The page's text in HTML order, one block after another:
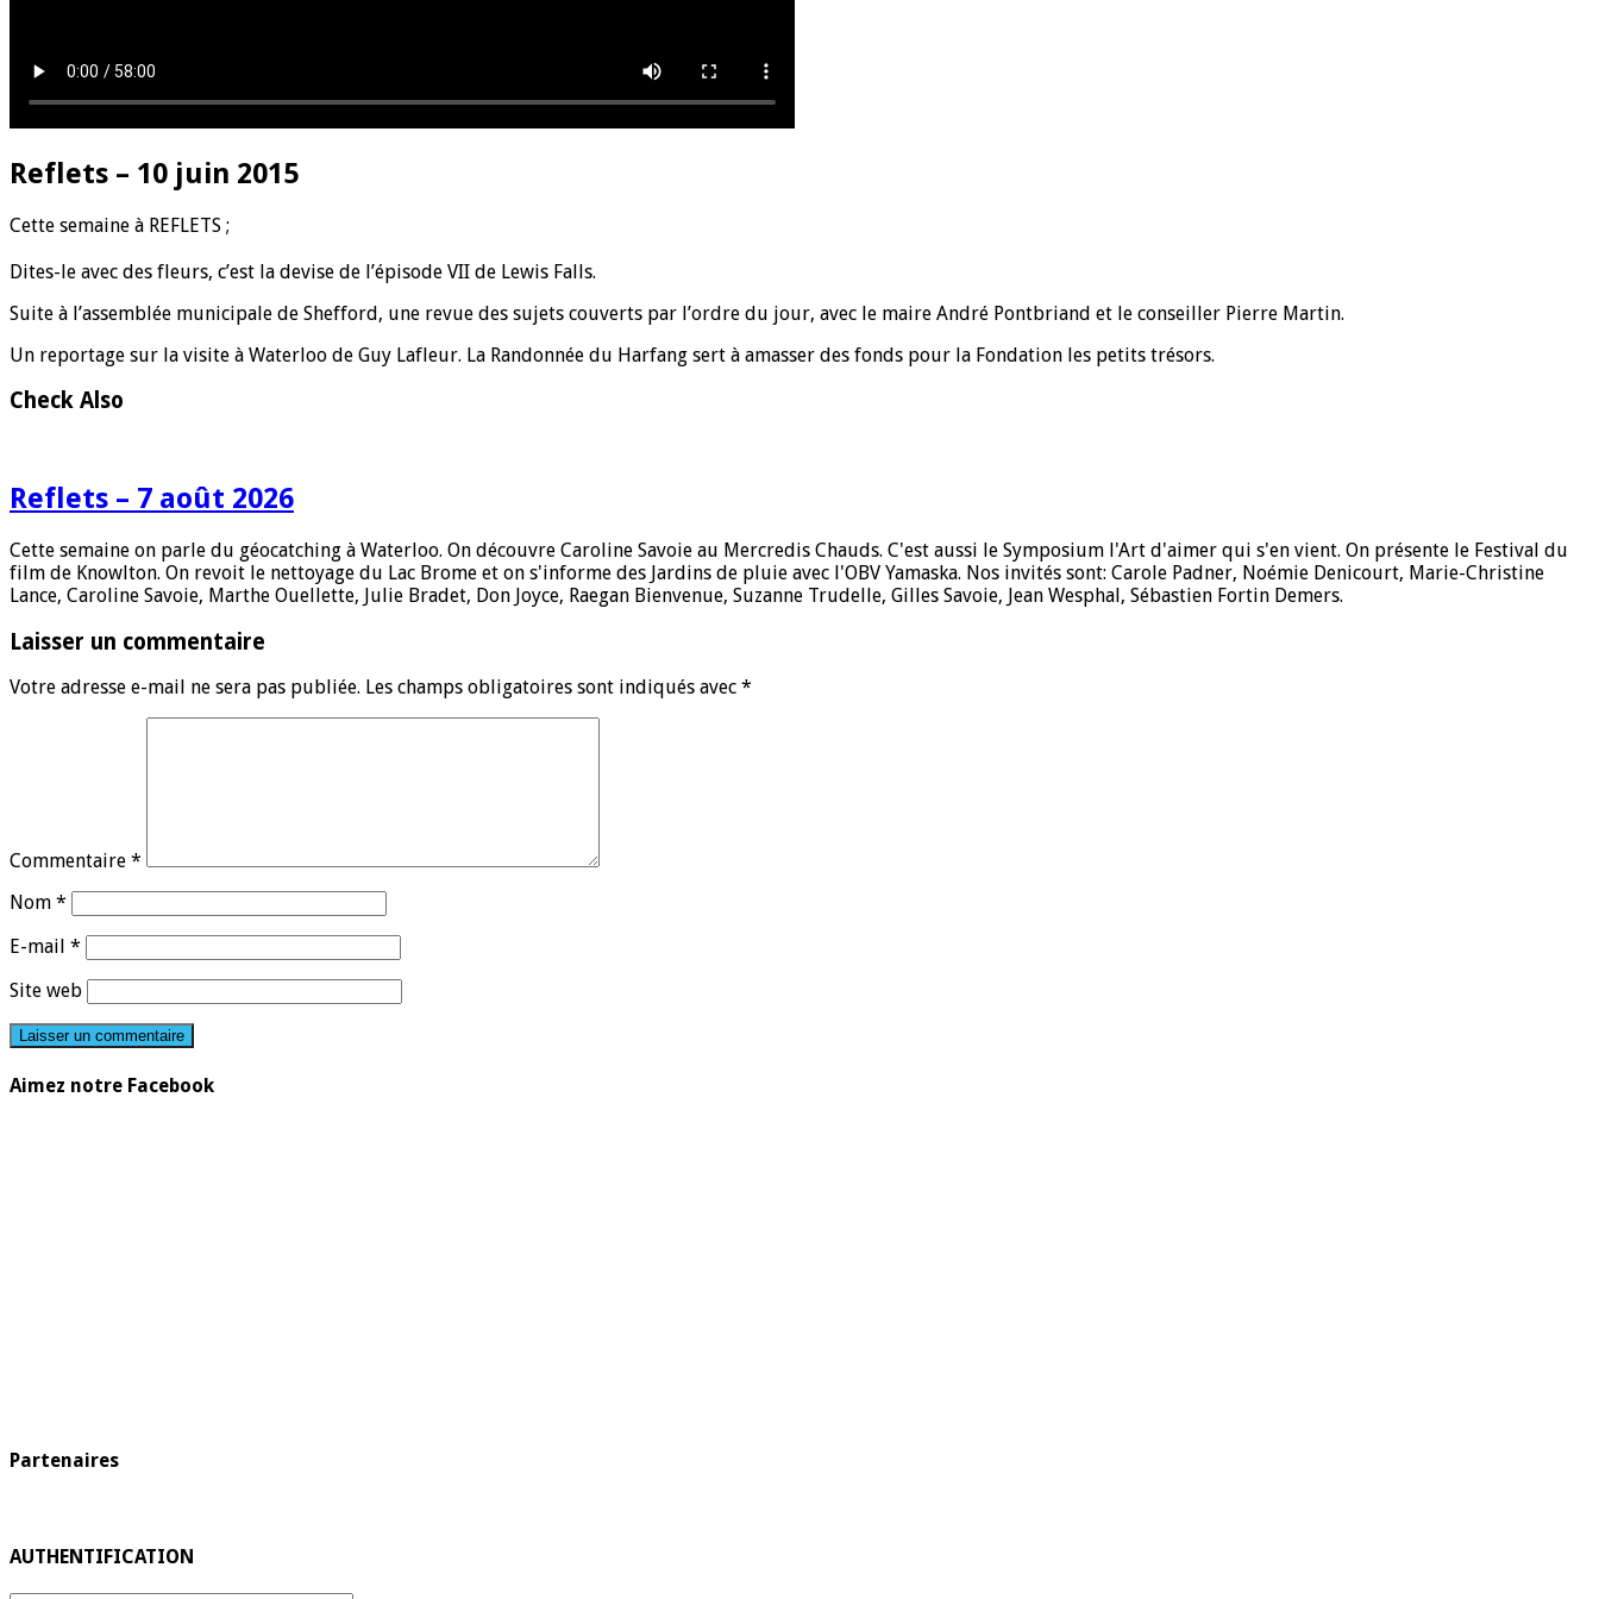
Reflets – 10 juin 2015
Cette semaine à REFLETS ;
Dites-le avec des fleurs, c’est la devise de l’épisode VII de Lewis Falls.
Suite à l’assemblée municipale de Shefford, une revue des sujets couverts par l’ordre du jour, avec le maire André Pontbriand et le conseiller Pierre Martin.
Un reportage sur la visite à Waterloo de Guy Lafleur. La Randonnée du Harfang sert à amasser des fonds pour la Fondation les petits trésors.
Check Also
Reflets – 7 août 2026
Cette semaine on parle du géocatching à Waterloo. On découvre Caroline Savoie au Mercredis Chauds. C'est aussi le Symposium l'Art d'aimer qui s'en vient. On présente le Festival du
film de Knowlton. On revoit le nettoyage du Lac Brome et on s'informe des Jardins de pluie avec l'OBV Yamaska. Nos invités sont: Carole Padner, Noémie Denicourt, Marie-Christine
Lance, Caroline Savoie, Marthe Ouellette, Julie Bradet, Don Joyce, Raegan Bienvenue, Suzanne Trudelle, Gilles Savoie, Jean Wesphal, Sébastien Fortin Demers.
Laisser un commentaire
Votre adresse e-mail ne sera pas publiée. Les champs obligatoires sont indiqués avec *
Commentaire *
Nom *
E-mail *
Site web
Aimez notre Facebook
Partenaires
AUTHENTIFICATION